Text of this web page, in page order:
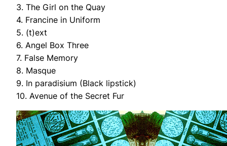
3. The Girl on the Quay
4. Francine in Uniform
5. (t)ext
6. Angel Box Three
7. False Memory
8. Masque
9. In paradisium (Black lipstick)
10. Avenue of the Secret Fur